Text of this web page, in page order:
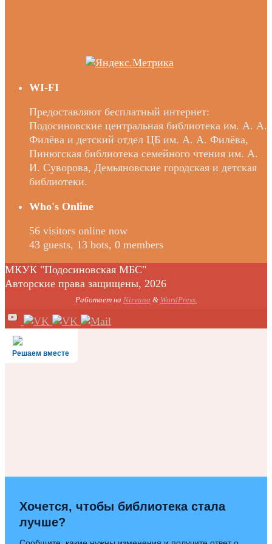
WI-FI
Предоставляют бесплатный интернет:
Подосиновские центральная библиотека им. А. А.
Филёва и детский отдел ЦБ им. А. А. Филёва,
Пинюгская библиотека семейного чтения им. А.
И. Суворова, Демьяновские городская и детская
библиотеки.
Who's Online
56 visitors online now
43 guests, 13 bots, 0 members
МКУК "Подосиновская МБС"
Авторские права защищены, 2026
Работает на Nirvana & WordPress.
Решаем вместе
Хочется, чтобы библиотека стала
лучше?